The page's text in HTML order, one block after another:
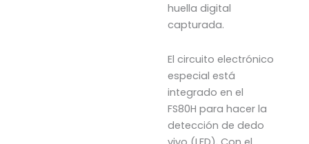
huella digital
capturada.
El circuito electrónico
especial está
integrado en el
FS80H para hacer la
detección de dedo